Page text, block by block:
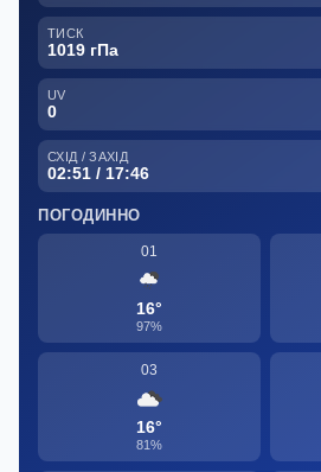
ТИСК
1019 гПа
UV
0
СХІД / ЗАХІД
02:51 / 17:46
ПОГОДИННО
01
16°
97%
03
16°
81%